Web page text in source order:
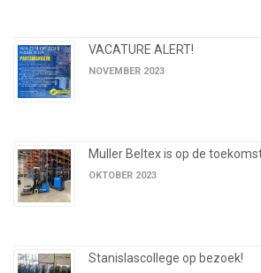
VACATURE ALERT!
NOVEMBER 2023
Muller Beltex is op de
OKTOBER 2023
Stanislascollege op bezoek!